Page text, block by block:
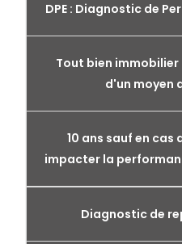
DPE : Diagnostic de
Tout bien
d'un moyen
10 ans sauf en
impacter la
Diagnostic de